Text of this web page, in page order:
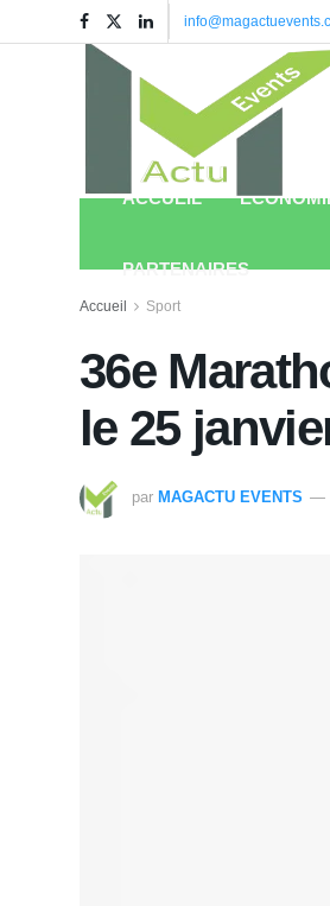
ACCUEIL
PARTENAIRES
Accueil Sport
36e
le 25
par MAGACTU EVENTS